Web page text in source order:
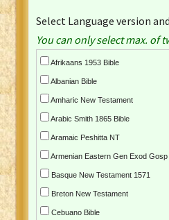
Select Language version
You can only select max. of
Afrikaans 1953 Bible
Albanian Bible
Amharic New Testament
Arabic Smith 1865 Bible
Aramaic Peshitta NT
Armenian Eastern Gen Exod Gosp
Basque New Testament 1571
Breton New Testament
Cebuano Bible